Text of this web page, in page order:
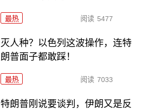
最热 阅读 5477
灭人种？以色列这波操作，连特
朗普面子都敢踩！
最热 阅读 7033
特朗普刚说要谈判，伊朗又是反